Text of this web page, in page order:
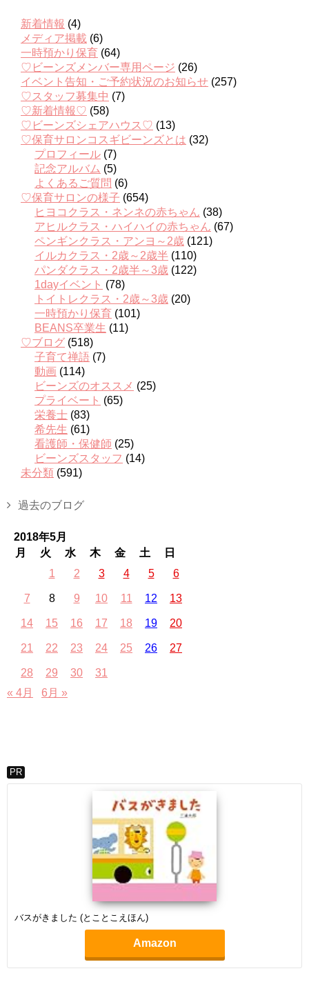
新着情報 (4)
メディア掲載 (6)
一時預かり保育 (64)
♡ビーンズメンバー専用ページ (26)
イベント告知・ご予約状況のお知らせ (257)
♡スタッフ募集中 (7)
♡新着情報♡ (58)
♡ビーンズシェアハウス♡ (13)
♡保育サロンコスギビーンズとは (32)
プロフィール (7)
記念アルバム (5)
よくあるご質問 (6)
♡保育サロンの様子 (654)
ヒヨコクラス・ネンネの赤ちゃん (38)
アヒルクラス・ハイハイの赤ちゃん (67)
ペンギンクラス・アンヨ～2歳 (121)
イルカクラス・2歳～2歳半 (110)
パンダクラス・2歳半～3歳 (122)
1dayイベント (78)
トイトレクラス・2歳～3歳 (20)
一時預かり保育 (101)
BEANS卒業生 (11)
♡ブログ (518)
子育て禅語 (7)
動画 (114)
ビーンズのオススメ (25)
プライベート (65)
栄養士 (83)
希先生 (61)
看護師・保健師 (25)
ビーンズスタッフ (14)
未分類 (591)
過去のブログ
2018年5月
月
火 水 木 金 土
日
1
2 3 4 5 6
7 8 9 10 11 12 13
14 15 16 17 18 19 20
21 22 23 24 25 26 27
28 29 30
31
« 4月
6月 »
PR
バスがきました (とことこえほん)
Amazon